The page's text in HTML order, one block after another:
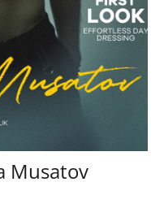
Musatov